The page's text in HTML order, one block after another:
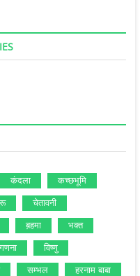
कंदला कच्‍छभूमि
चेतावनी
ब़हमा भक्‍त
विष्‍णु
सम्‍भल हरनाम बाबा